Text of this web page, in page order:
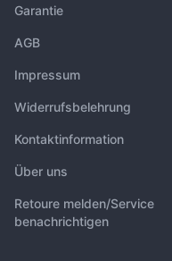
Garantie
AGB
Impressum
Widerrufsbelehrung
Kontaktinformation
Über uns
Retoure melden/Service
benachrichtigen